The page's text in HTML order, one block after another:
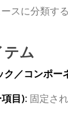
スに分類する
ム
ク／コンポー
目): 固定さ